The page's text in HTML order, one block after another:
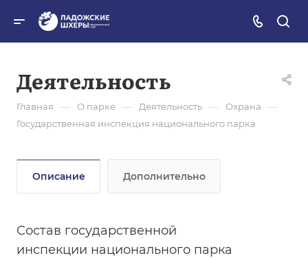
Деятельность
Главная — О парке — Деятельность — Охрана —
Государственная инспекция национального парка
Описание Дополнительно
Состав государственной
инспекции национального парка